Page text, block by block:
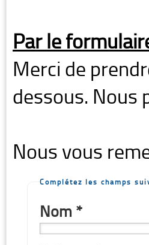
Par le
Merci de
dessous. Nous
Nous vous
Complétez les champs
Nom *